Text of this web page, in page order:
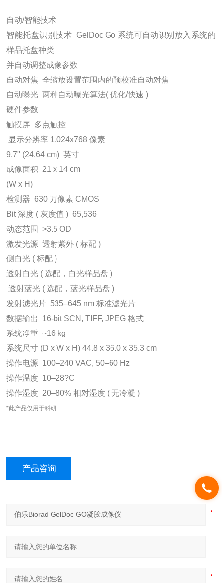
自动/智能技术
智能托盘识别技术  GelDoc Go 系统可自动识别放入系统的
样品托盘种类
并自动调整成像参数
自动对焦  全缩放设置范围内的预校准自动对焦
自动曝光  两种自动曝光算法( 优化/快速 )
硬件参数
触摸屏  多点触控
 显示分辨率 1,024x768 像素
9.7" (24.64 cm)  英寸
成像面积  21 x 14 cm
(W x H)
检测器  630 万像素 CMOS
Bit 深度 ( 灰度值 )  65,536
动态范围  >3.5 OD
激发光源  透射紫外 ( 标配 )
侧白光 ( 标配 )
透射白光 ( 选配，白光样品盘 )
 透射蓝光 ( 选配，蓝光样品盘 )
发射滤光片  535–645 nm 标准滤光片
数据输出  16-bit SCN, TIFF, JPEG 格式
系统净重  ~16 kg
系统尺寸 (D x W x H) 44.8 x 36.0 x 35.3 cm
操作电源  100–240 VAC, 50–60 Hz
操作温度  10–28?C
操作湿度  20–80% 相对湿度 ( 无冷凝 )
*此产品仅用于科研
产品咨询